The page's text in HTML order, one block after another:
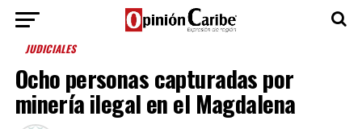
JUDICIALES
Ocho personas capturadas por
minería ilegal en el Magdalena